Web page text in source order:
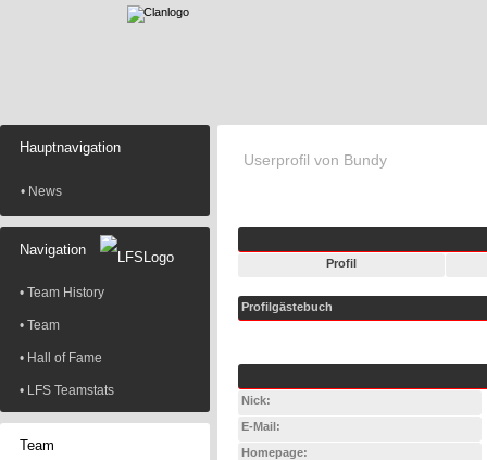
Hauptnavigation
• News
Navigation
• Team History
• Team
• Hall of Fame
• LFS Teamstats
Team
Userprofil von Bundy
Profil
Profilgästebuch
Nick:
E-Mail:
Homepage: